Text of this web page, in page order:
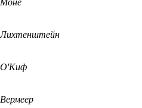
Лихтенштейн
О'Киф
Вермеер